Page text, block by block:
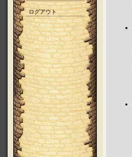
ログアウト